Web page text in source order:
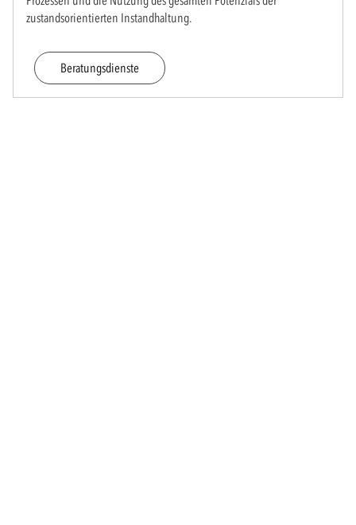
zustandsorientierten Instandhaltung.
Beratungsdienste